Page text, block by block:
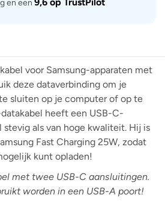
en een 9,6 op TrustPilot
voor Samsung-apparaten met
deze dataverbinding om je
sluiten op je computer of op te
heeft een USB-C-
stevig als van hoge kwaliteit. Hij is
Fast Charging 25W, zodat
kunt opladen!
met twee USB-C aansluitingen.
worden in een USB-A poort!